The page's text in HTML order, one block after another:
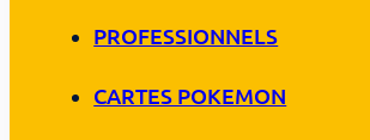
PROFESSIONNELS
CARTES POKEMON